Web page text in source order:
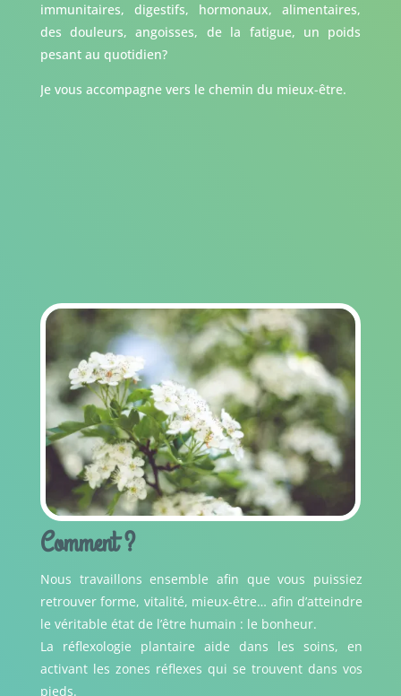
immunitaires, digestifs, hormonaux, alimentaires,
des douleurs, angoisses, de la fatigue, un poids
pesant au quotidien?
Je vous accompagne vers le chemin du mieux-être.
Comment ?
Nous travaillons ensemble afin que vous puissiez
retrouver forme, vitalité, mieux-être… afin d’atteindre
le véritable état de l’être humain : le bonheur.
La réflexologie plantaire aide dans les soins, en
activant les zones réflexes qui se trouvent dans vos
pieds.